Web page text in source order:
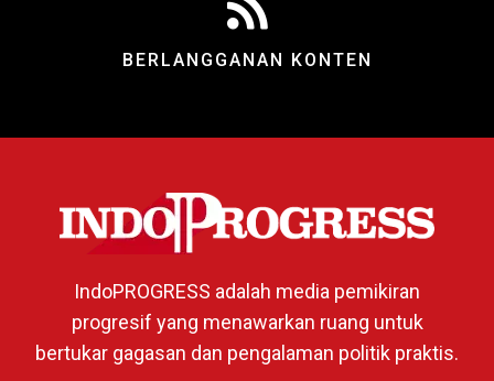
BERLANGGANAN KONTEN
IndoPROGRESS adalah media pemikiran
progresif yang menawarkan ruang untuk
bertukar gagasan dan pengalaman politik praktis.